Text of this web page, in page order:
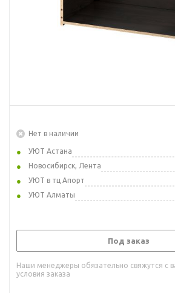
Нет в наличии
УЮТ Астана
Новосибирск, Лента
УЮТ в тц Апорт
УЮТ Алматы
Под заказ
Наши менеджеры обязательно свяжутся с
условия заказа